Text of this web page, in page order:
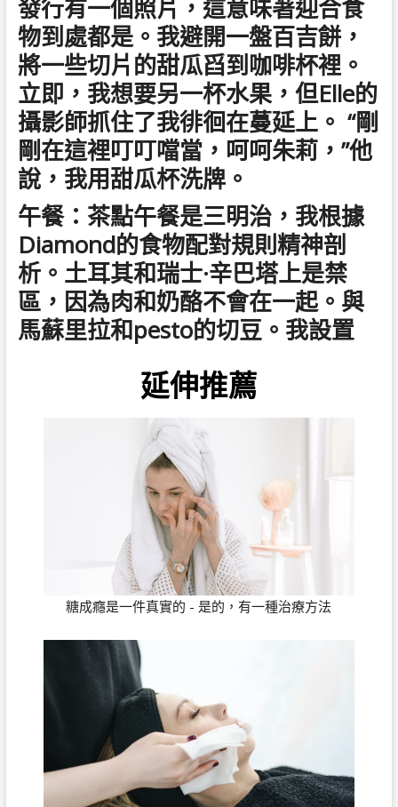
發行有一個照片，這意味著迎合食
物到處都是。我避開一盤百吉餅，
將一些切片的甜瓜舀到咖啡杯裡。
立即，我想要另一杯水果，但Elle的
攝影師抓住了我徘徊在蔓延上。 “剛
剛在這裡叮叮噹當，呵呵朱莉，”他
說，我用甜瓜杯洗牌。
午餐：茶點午餐是三明治，我根據
Diamond的食物配對規則精神剖
析。土耳其和瑞士·辛巴塔上是禁
區，因為肉和奶酪不會在一起。與
馬蘇里拉和pesto的切豆。我設置
延伸推薦
糖成癮是一件真實的 - 是的，有一種治療方法